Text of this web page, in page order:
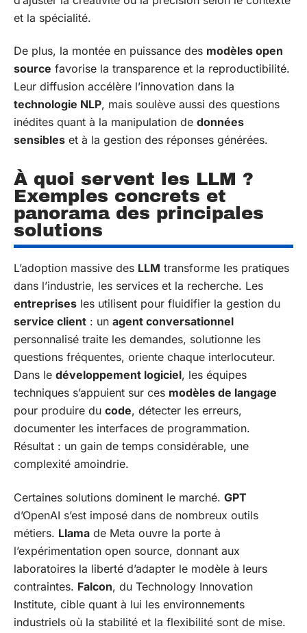
et la spécialité.
De plus, la montée en puissance des modèles open
source favorise la transparence et la reproductibilité.
Leur diffusion accélère l’innovation dans la
technologie NLP, mais soulève aussi des questions
inédites quant à la manipulation de données
sensibles et à la gestion des réponses générées.
À quoi servent les LLM ?
Exemples concrets et
panorama des principales
solutions
L’adoption massive des LLM transforme les pratiques
dans l’industrie, les services et la recherche. Les
entreprises les utilisent pour fluidifier la gestion du
service client : un agent conversationnel
personnalisé traite les demandes, solutionne les
questions fréquentes, oriente chaque interlocuteur.
Dans le développement logiciel, les équipes
techniques s’appuient sur ces modèles de langage
pour produire du code, détecter les erreurs,
documenter les interfaces de programmation.
Résultat : un gain de temps considérable, une
complexité amoindrie.
Certaines solutions dominent le marché. GPT
d’OpenAI s’est imposé dans de nombreux outils
métiers. Llama de Meta ouvre la porte à
l’expérimentation open source, donnant aux
laboratoires la liberté d’adapter le modèle à leurs
contraintes. Falcon, du Technology Innovation
Institute, cible quant à lui les environnements
industriels où la stabilité et la flexibilité sont de mise.